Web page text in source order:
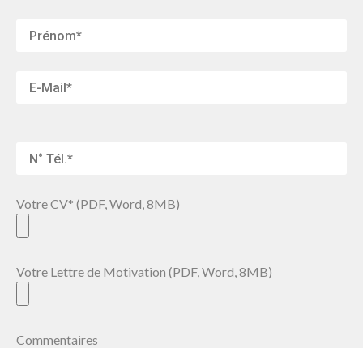
Votre CV* (PDF, Word, 8MB)
Votre Lettre de Motivation (PDF, Word, 8MB)
Commentaires